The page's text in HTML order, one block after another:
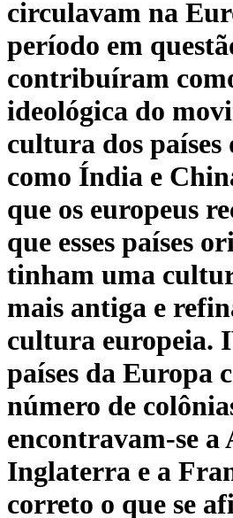
circulavam na
período em
contribuíram
ideológica do
cultura dos países
como Índia e
que os europeus
que esses países
tinham uma
mais antiga e
cultura europeia.
países da Europa
número de
encontravam-se a
Inglaterra e a
correto o que se